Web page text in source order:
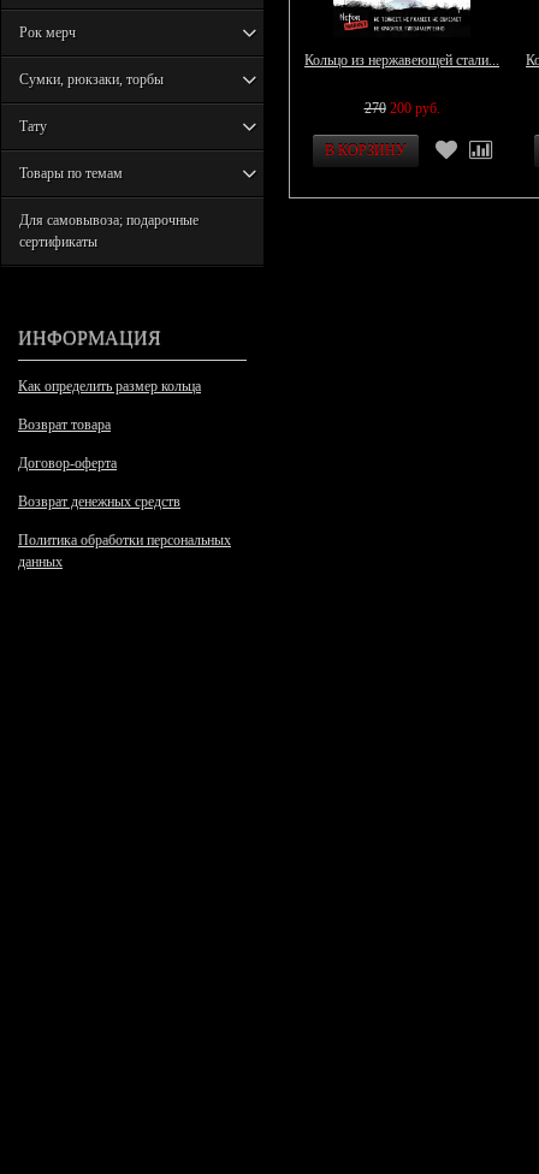
Рок мерч
Сумки, рюкзаки, торбы
Тату
Товары по темам
Для самовывоза; подарочные
сертификаты
ИНФОРМАЦИЯ
Как определить размер кольца
Возврат товара
Договор-оферта
Возврат денежных средств
Политика обработки персональных
данных
Кольцо из нержавеющей стали...
270 200 руб.